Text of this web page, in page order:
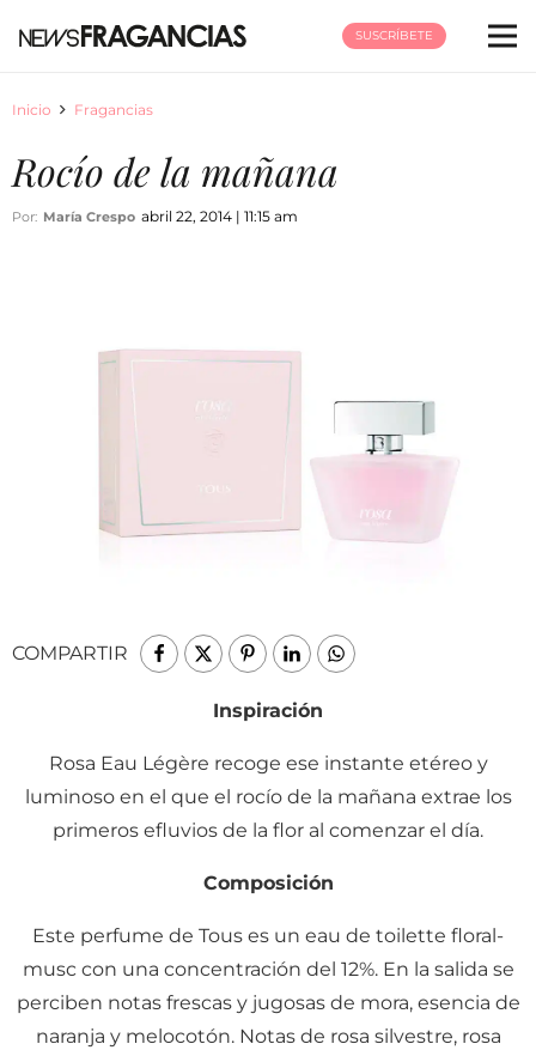
SUSCRÍBETE
Inicio Fragancias
Rocío de la mañana
Por: María Crespo abril 22, 2014 | 11:15 am
COMPARTIR
Inspiración
Rosa Eau Légère recoge ese instante etéreo y
luminoso en el que el rocío de la mañana extrae los
primeros efluvios de la flor al comenzar el día.
Composición
Este perfume de Tous es un eau de toilette floral-
musc con una concentración del 12%. En la salida se
perciben notas frescas y jugosas de mora, esencia de
naranja y melocotón. Notas de rosa silvestre, rosa